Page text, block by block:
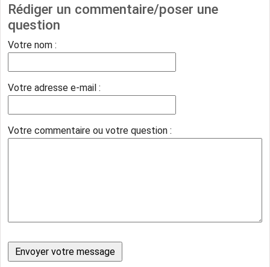
Rédiger un commentaire/poser une
question
Votre nom :
Votre adresse e-mail :
Votre commentaire ou votre question :